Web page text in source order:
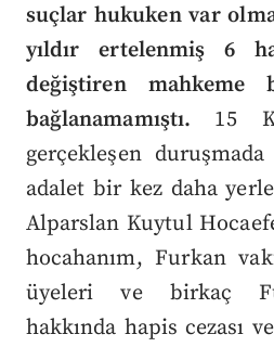
suçlar hukuken var
yıldır ertelenmiş 6
değiştiren
bağlanamamıştı. 15
gerçekleşen
adalet bir kez daha
Alparslan Kuytul
hocahanım, Furkan
üyeleri ve birkaç
hakkında hapis cezası